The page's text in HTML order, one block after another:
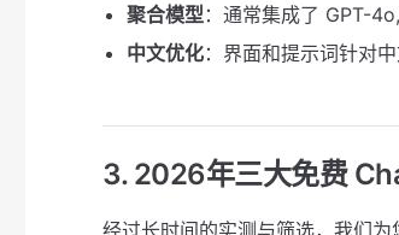
聚合模型：通常集成了 GPT-
中文优化：界面和提示词针对
3. 2026年三大免费